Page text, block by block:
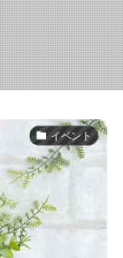
イベント